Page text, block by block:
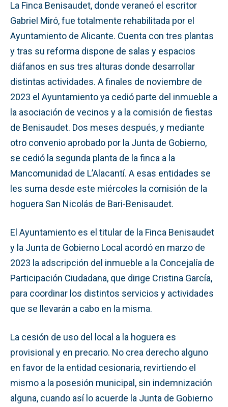
La Finca Benisaudet, donde veraneó el escritor
Gabriel Miró, fue totalmente rehabilitada por el
Ayuntamiento de Alicante. Cuenta con tres plantas
y tras su reforma dispone de salas y espacios
diáfanos en sus tres alturas donde desarrollar
distintas actividades. A finales de noviembre de
2023 el Ayuntamiento ya cedió parte del inmueble a
la asociación de vecinos y a la comisión de fiestas
de Benisaudet. Dos meses después, y mediante
otro convenio aprobado por la Junta de Gobierno,
se cedió la segunda planta de la finca a la
Mancomunidad de L’Alacantí. A esas entidades se
les suma desde este miércoles la comisión de la
hoguera San Nicolás de Bari-Benisaudet.
El Ayuntamiento es el titular de la Finca Benisaudet
y la Junta de Gobierno Local acordó en marzo de
2023 la adscripción del inmueble a la Concejalía de
Participación Ciudadana, que dirige Cristina García,
para coordinar los distintos servicios y actividades
que se llevarán a cabo en la misma.
La cesión de uso del local a la hoguera es
provisional y en precario. No crea derecho alguno
en favor de la entidad cesionaria, revirtiendo el
mismo a la posesión municipal, sin indemnización
alguna, cuando así lo acuerde la Junta de Gobierno